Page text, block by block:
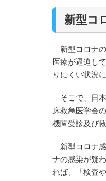
新型コ
新型コロナ
医療が逼迫し
りにくい状況
そこで、日
床救急医学会
機関受診及び
新型コロナ
ナの感染が疑
れば、「検査